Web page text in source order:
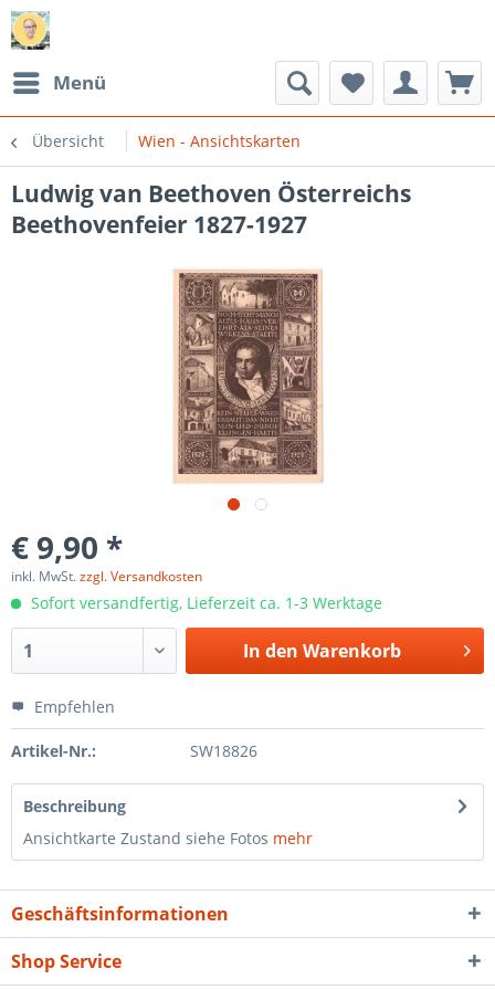
Menü
Übersicht Wien - Ansichtskarten
Ludwig van Beethoven Österreichs
Beethovenfeier 1827-1927
€ 9,90 *
inkl. MwSt.zzgl. Versandkosten
Sofort versandfertig, Lieferzeit ca. 1-3 Werktage
In den Warenkorb
Empfehlen
Artikel-Nr.: SW18826
Beschreibung
Ansichtkarte Zustand siehe Fotos mehr
Geschäftsinformationen
Shop Service